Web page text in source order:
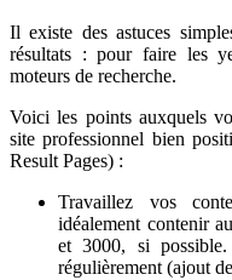
Il existe des astuces
résultats : pour faire les
moteurs de recherche.
Voici les points auxquels
site professionnel bien
Result Pages) :
Travaillez vos
idéalement contenir
et 3000, si
régulièrement (ajout